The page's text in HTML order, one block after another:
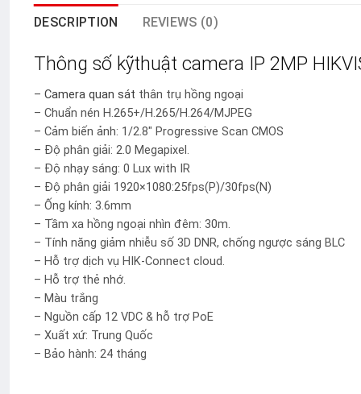
DESCRIPTION REVIEWS (0)
Thông số kỹthuật camera IP 2MP
– Camera quan sát thân trụ hồng ngoại
– Chuẩn nén H.265+/H.265/H.264/MJPEG
– Cảm biến ảnh: 1/2.8″ Progressive Scan CMOS
– Độ phân giải: 2.0 Megapixel.
– Độ nhạy sáng: 0 Lux with IR
– Độ phân giải 1920×1080:25fps(P)/30fps(N)
– Ống kính: 3.6mm
– Tầm xa hồng ngoại nhìn đêm: 30m.
– Tính năng giảm nhiễu số 3D DNR, chống ngược sáng BLC
– Hỗ trợ dịch vụ HIK-Connect cloud.
– Hỗ trợ thẻ nhớ.
– Màu trắng
– Nguồn cấp 12 VDC & hỗ trợ PoE
– Xuất xứ: Trung Quốc
– Bảo hành: 24 tháng